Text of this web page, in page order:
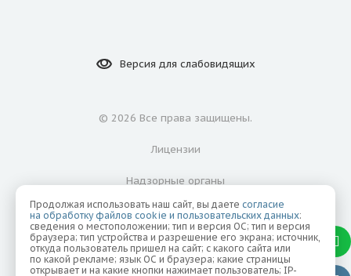
Версия для слабовидящих
© 2026 Все права защищены.
Лицензии
Надзорные органы
Политика конфиденциальности
Согласие на обработку персональных данных
Продолжая использовать наш сайт, вы даете согласие
на обработку файлов cookie и пользовательских данных:
сведения о местоположении; тип и версия ОС; тип и версия
браузера; тип устройства и разрешение его экрана; источник,
откуда пользователь пришел на сайт; с какого сайта или
по какой рекламе; язык ОС и браузера; какие страницы
открывает и на какие кнопки нажимает пользователь; IP-